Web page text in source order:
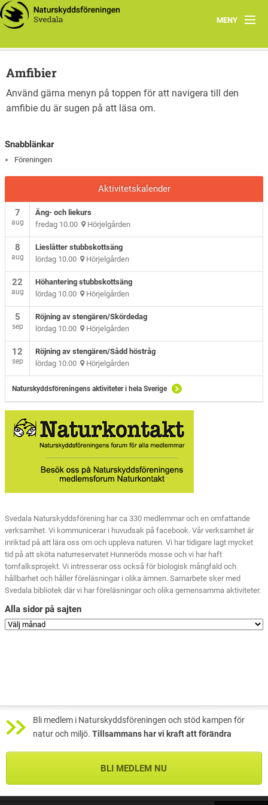
MENY
Årets Program
Amfibier
Använd gärna menyn på toppen för att navigera till den
amfibie du är sugen på att läsa om.
Snabblänkar
Föreningen
Aktivitetskalender
7
aug
Äng- och liekurs
fredag 10.00 Hörjelgården
8
aug
Lieslåtter stubbskottsäng
lördag 10.00 Hörjelgården
22
aug
Höhantering stubbskottsäng
lördag 10.00 Hörjelgården
5
sep
Röjning av stengären/Skördedag
lördag 10.00 Hörjelgården
12
sep
Röjning av stengären/Sådd höstråg
lördag 10.00 Hörjelgården
Naturskyddsföreningens aktiviteter i hela Sverige
Svedala Naturskyddsförening har ca 330 medlemmar och en omfattande
verksamhet. Vi kommunicerar i huvudsak på facebook. Vår verksamhet är
inriktad på att lära oss om och uppleva naturen. Vi har tidigare lagt mycket
tid på att sköta naturreservatet Hunneröds mosse och vi har haft
tornfalksprojekt. Vi intresserar oss också för biologisk mångfald och
hållbarhet och håller föreläsningar i olika ämnen. Samarbete sker med
Svedala bibliotek där vi har föreläsningar och olika gemensamma aktiviteter.
Alla sidor på sajten
Bli medlem i Naturskyddsföreningen och stöd kampen för
natur och miljö. Tillsammans har vi kraft att förändra
BLI MEDLEM NU